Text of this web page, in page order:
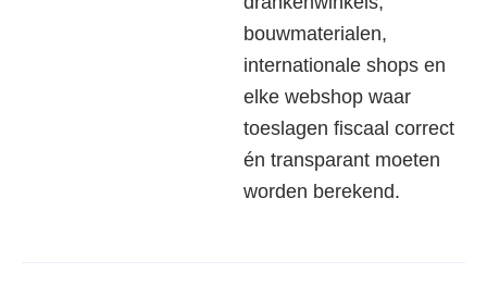
bouwmaterialen,
internationale shops en
elke webshop waar
toeslagen fiscaal correct
én transparant moeten
worden berekend.